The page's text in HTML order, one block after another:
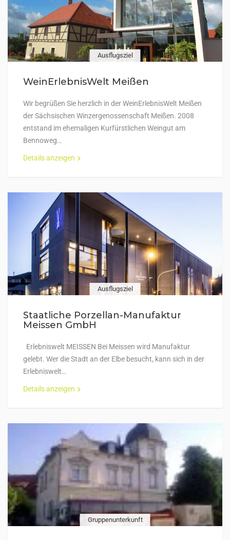
Ausflugsziel
WeinErlebnisWelt Meißen
Wir begrüßen Sie herzlich in der WeinErlebnisWelt Meißen
der Sächsischen Winzergenossenschaft Meißen. 2008
entstand im ehemaligen Kurfürstlichen Weingut am
Bennoweg…
Details anzeigen
Ausflugsziel
Staatliche Porzellan-Manufaktur
Meissen GmbH
Erlebniswelt MEISSEN Bei Meissen wird Manufaktur
gelebt. Wer die Stadt an der Elbe besucht, kann sich in der
Erlebniswelt…
Details anzeigen
Gruppenunterkunft